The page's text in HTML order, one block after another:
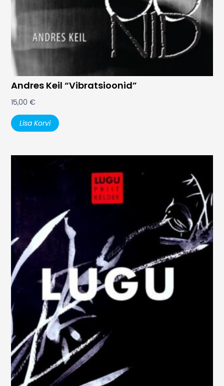
Andres Keil “Vibratsioonid”
15,00€
Lisa Korvi